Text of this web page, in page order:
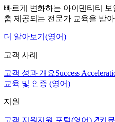
빠르게 변화하는 아이덴티티
춤 제공되는 전문가 교육을 받
더 알아보기(영어)
고객 사례
고객 성과 개요Success
교육 및 인증 (영어)
지원
고객 지원 지원 포털(영어) 커